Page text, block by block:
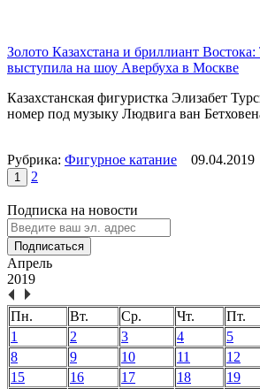
Золото Казахстана и бриллиант
выступила на шоу Авербуха в Москве
Казахстанская фигуристка Элизабет
номер под музыку Людвига ван
Рубрика: Фигурное катание 09.04.2019
1 2
Подписка на новости
Подписаться
Апрель
2019
Пн. Вт. Ср. Чт. Пт.
1
2 3 4 5
8
9 10 11 12
15
16 17 18 19